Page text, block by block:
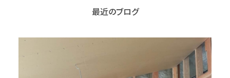
最近のブログ